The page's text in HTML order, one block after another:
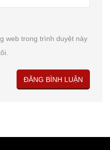
web trong trình duyệt này